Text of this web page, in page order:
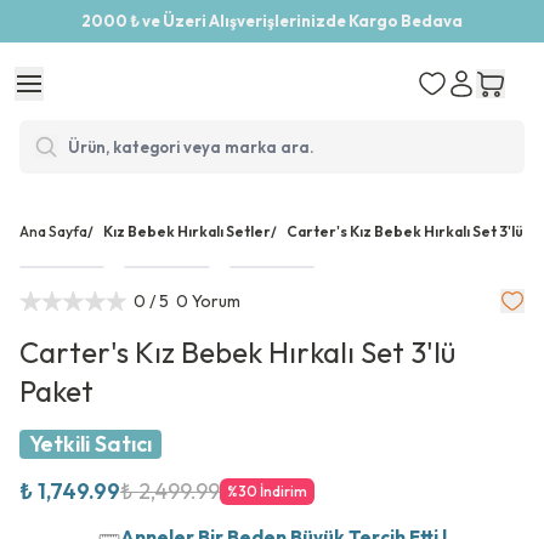
2000 ₺ ve Üzeri Alışverişlerinizde Kargo Bedava
Ana Sayfa/ Kız Bebek Hırkalı Setler/ Carter's Kız Bebek Hırkalı Set 3'lü
0 / 5 0 Yorum
Carter's Kız Bebek Hırkalı Set 3'lü
Paket
Yetkili Satıcı
₺ 1,749.99₺ 2,499.99 %30 İndirim